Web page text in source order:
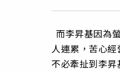
而李昇基因為
人連累，苦心
不必牽扯到李昇